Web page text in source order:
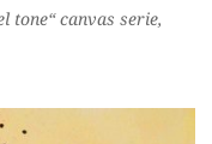
tone“ canvas serie,